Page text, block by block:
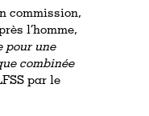
commission,
l’homme,
pour une
combinée
par le